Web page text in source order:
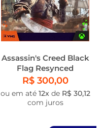
Assassin's Creed Black
Flag Resynced
R$ 300,00
ou em até 12xde R$ 30,12
com juros